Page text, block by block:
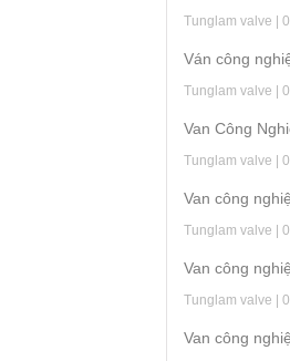
Tunglam valve |
Ván công
Tunglam valve |
Van Công
Tunglam valve |
Van công
Tunglam valve |
Van công
Tunglam valve |
Van công